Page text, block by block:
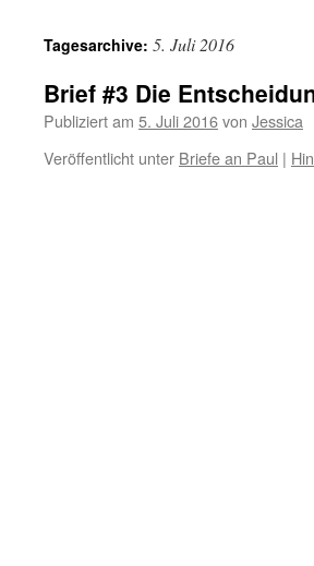
Tagesarchive: 5. Juli 2016
Brief #3 Die
Publiziert am 5. Juli 2016von Jessica
Veröffentlicht unter Briefe an Paul |